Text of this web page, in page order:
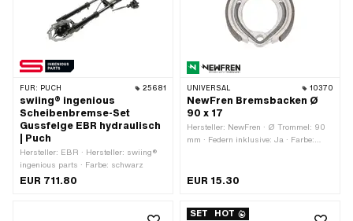
FÜR: PUCH 25681
swiing® ingenious
Scheibenbremse-Set
Gussfelge EBR hydraulisch
| Puch
Hersteller: EBR · Hersteller: swiing®
ingenious parts · Farbe: schwarz
EUR 711.80
UNIVERSAL 10370
NewFren Bremsbacken Ø
90 x 17
Hersteller: NewFren · Ø Trommel: 90
mm · Federn inklusive: Ja · Farbe:
Anzahl Federn: 1 Stk. ·
EUR 15.30
SET HOT